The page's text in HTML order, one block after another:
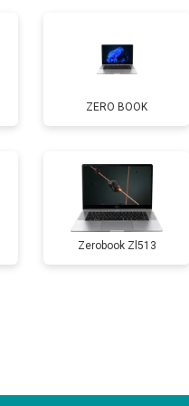
ZERO BOOK
Zerobook Zl513